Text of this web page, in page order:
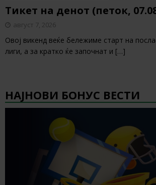
Тикет на денот (петок,
август 7, 2026
Овој викенд веќе бележиме старт на
лиги, а за кратко ќе започнат и […]
НАЈНОВИ БОНУС ВЕСТИ